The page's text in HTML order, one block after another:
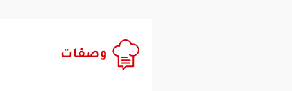
وصفات